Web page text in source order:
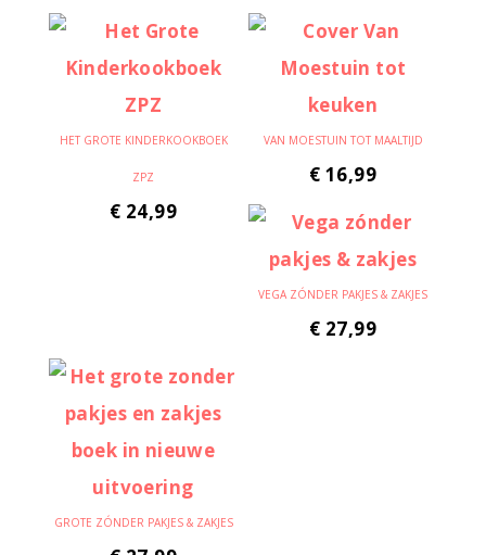
HET GROTE KINDERKOOKBOEK
ZPZ
€ 24,99
VAN MOESTUIN TOT MAALTIJD
€ 16,99
VEGA ZÓNDER PAKJES & ZAKJES
€ 27,99
GROTE ZÓNDER PAKJES & ZAKJES